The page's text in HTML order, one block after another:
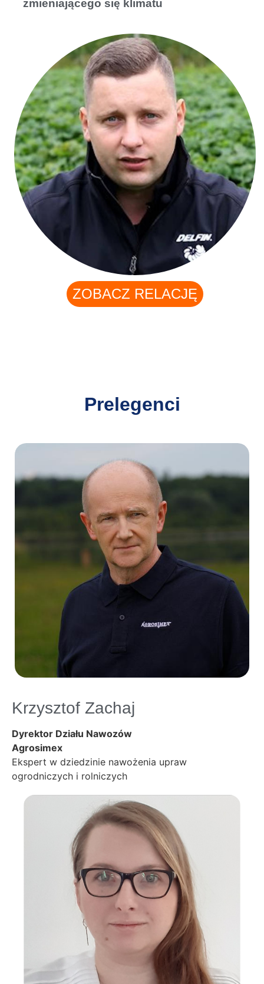
zmieniającego się klimatu
ZOBACZ RELACJĘ
Prelegenci
Krzysztof Zachaj
Dyrektor Działu Nawozów
Agrosimex
Ekspert w dziedzinie nawożenia upraw
ogrodniczych i rolniczych